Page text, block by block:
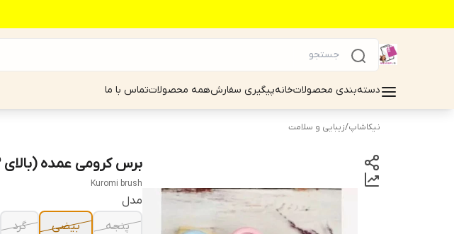
دسته‌بندی محصولاتخانهپیگیری سفارشهمه محصولاتتماس با ما
نیکاشاپ/زیبایی و سلامت
برس کرومی عمده (بالای ۱۲عدد)کد om123
Kuromi brush
مدل
پنجه
بیضی گرد